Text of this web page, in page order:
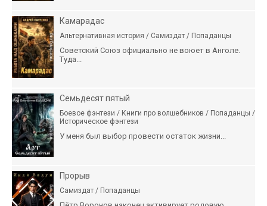
Камарадас
Альтернативная история / Самиздат / Попаданцы
Советский Союз официально не воюет в Анголе.
Туда...
Семьдесят пятый
Боевое фэнтези / Книги про волшебников / Попаданцы /
Историческое фэнтези
У меня был выбор провести остаток жизни...
Прорыв
Самиздат / Попаданцы